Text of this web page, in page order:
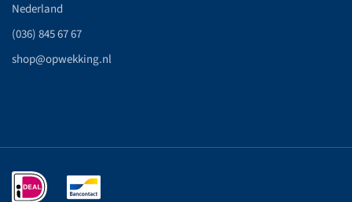
Nederland
(036) 845 67 67
shop@opwekking.nl